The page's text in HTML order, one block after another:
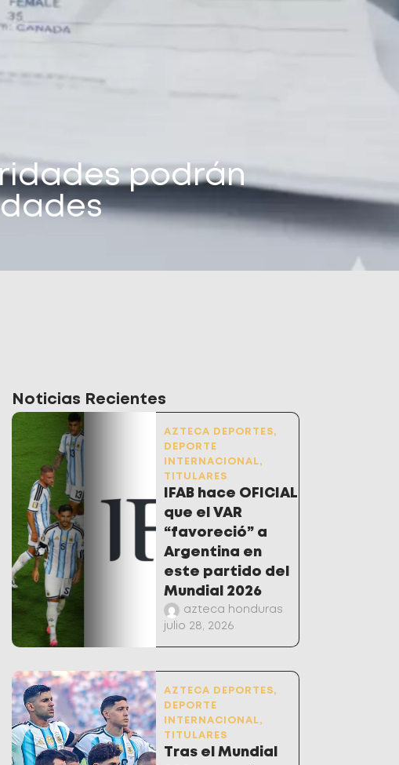
podrán
Noticias Recientes
AZTECA DEPORTES,
DEPORTE
INTERNACIONAL,
TITULARES
IFAB hace OFICIAL
que el VAR
“favoreció” a
Argentina en
este partido del
Mundial 2026
azteca honduras
julio 28, 2026
AZTECA DEPORTES,
DEPORTE
INTERNACIONAL,
TITULARES
Tras el Mundial